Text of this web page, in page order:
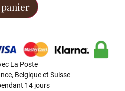
La Poste
Belgique et Suisse
14 jours